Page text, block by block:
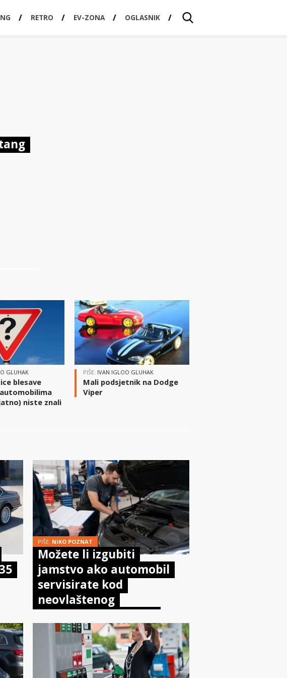
RETRO EV-ZONA OGLASNIK
GLUHAK
blesave
niste znali
PIŠE: IVAN IGLOO GLUHAK
Mali podsjetnik na Dodge
Viper
PIŠE: NIKO POZNAT
Možete li izgubiti
jamstvo ako automobil
servisirate kod
neovlaštenog
doista kaže zakon